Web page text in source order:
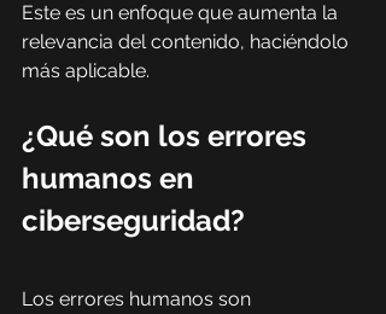
Este es un enfoque que aumenta la
relevancia del contenido, haciéndolo
más aplicable.
¿Qué son los errores
humanos en
ciberseguridad?
Los errores humanos son